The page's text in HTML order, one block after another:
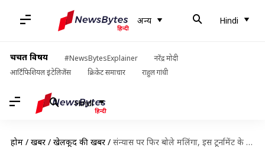
अन्य Hindi
चर्चित विषय #NewsBytesExplainer
नरेंद्र मोदी
आर्टिफिशियल इंटेलिजेंस
क्रिकेट समाचार राहुल गांधी
Hindi
होम / खबरें / खेलकूद की खबरें / संन्यास पर फिर बोले मलिंगा, इस टूर्नामेंट के बाद ले सकते हैं संन्यास